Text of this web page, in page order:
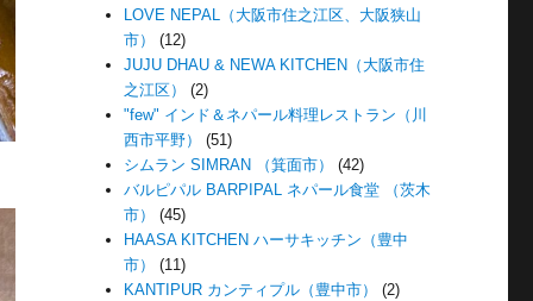
LOVE NEPAL（大阪市住之江区、大阪狭山
市）
(12)
JUJU DHAU & NEWA KITCHEN（大阪市住
之江区）
(2)
"few" インド＆ネパール料理レストラン（川
西市平野）
(51)
シムラン SIMRAN （箕面市）
(42)
バルピパル BARPIPAL ネパール食堂 （茨木
市）
(45)
HAASA KITCHEN ハーサキッチン（豊中
市）
(11)
KANTIPUR カンティプル（豊中市）
(2)